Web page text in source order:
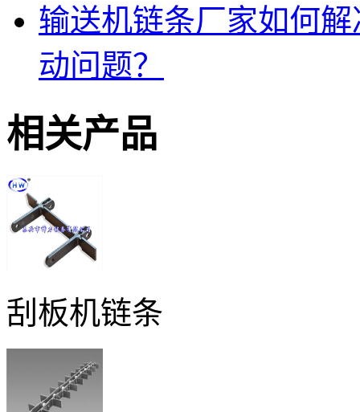
输送机链条厂家如何
动问题？
相关产品
刮板机链条